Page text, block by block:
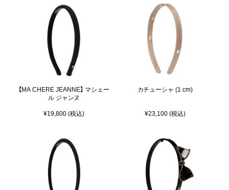
【MA CHERE JEANNE】 マシェー
ル ジャンヌ
¥19,800 (税込)
カチューシャ (1 cm)
¥23,100 (税込)